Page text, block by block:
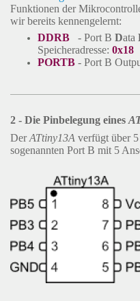
Funktionen der
wir bereits kennengelernt:
DDRB
- Port B Data
Speicheradresse: 0x18
PORTB - Port B
2 - Die Pinbelegung eines
DerATtiny13A verfügt über
sogenannten Port B mit 5